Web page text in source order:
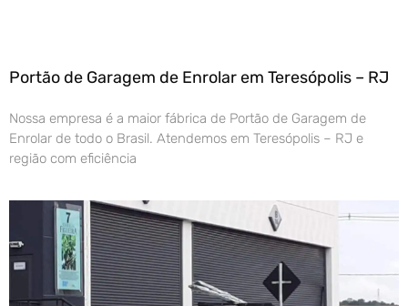
Portão de Garagem de Enrolar em Teresópolis – RJ
Nossa empresa é a maior fábrica de Portão de Garagem de
Enrolar de todo o Brasil. Atendemos em Teresópolis – RJ e
região com eficiência